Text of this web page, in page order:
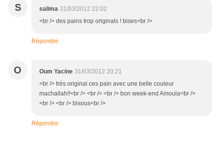
S salima 31/03/2012 22:02
<br /> des pains trop originals ! bises<br />
Répondre
O Oum Yacine 31/03/2012 20:21
<br /> très original ces pain avec une belle couleur
machallah!!<br /> <br /> <br /> bon week-end Amoula<br />
<br /> <br /> bisous<br />
Répondre